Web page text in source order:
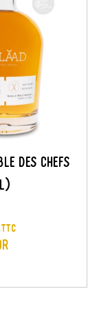
DES CHEFS
TTC